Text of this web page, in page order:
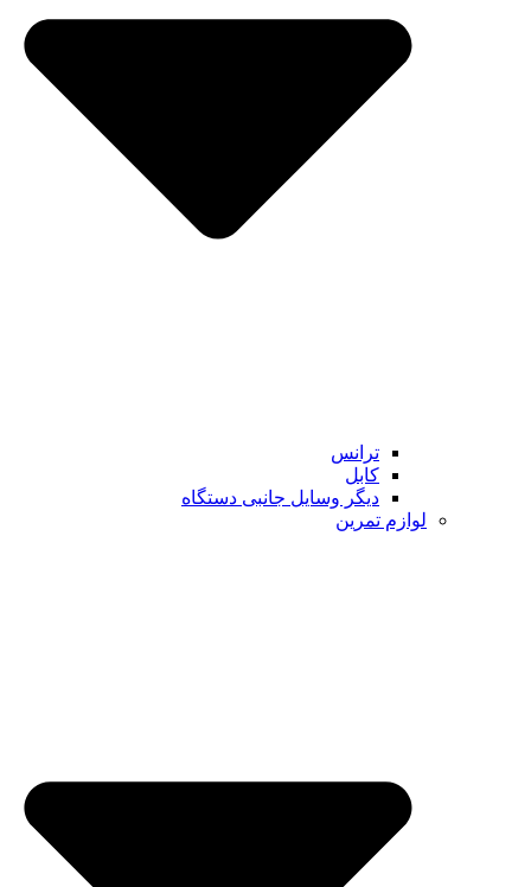
ترانس
کابل
دیگر وسایل جانبی دستگاه
لوازم تمرین